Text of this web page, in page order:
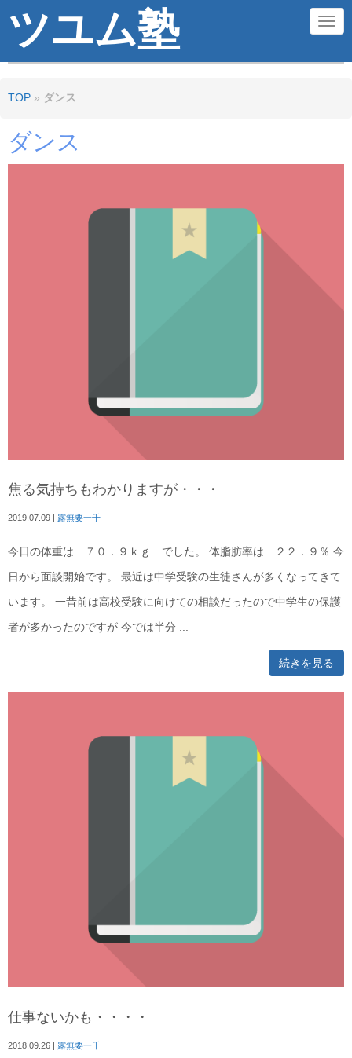
ツユム塾 N
TOP » ダンス
ダンス
焦る気持ちもわかりますが・・・
2019.07.09 | 露無要一千
今日の体重は ７０．９ｋｇ でした。 体脂肪率は ２２．９％ 今
日から面談開始です。 最近は中学受験の生徒さんが多くなってきて
います。 一昔前は高校受験に向けての相談だったので中学生の保護
者が多かったのですが 今では半分 ...
続きを見る
仕事ないかも・・・・
2018.09.26 | 露無要一千